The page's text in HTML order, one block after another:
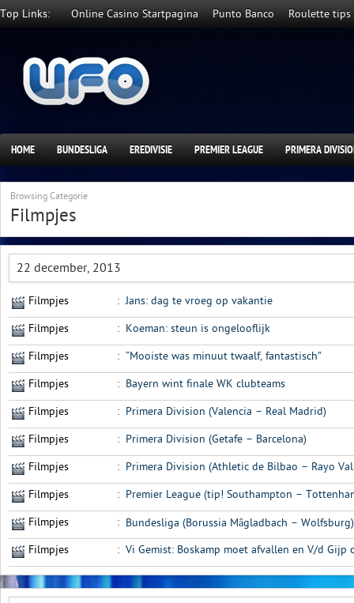
Top Links: Online Casino Startpagina Punto Banco Roulette tips
HOME BUNDESLIGA EREDIVISIE PREMIER LEAGUE PRIMERA
Browsing Categorie
Filmpjes
22 december, 2013
Filmpjes : Jans: dag te vroeg op vakantie
Filmpjes : Koeman: steun is ongelooflijk
Filmpjes : “Mooiste was minuut twaalf, fantastisch”
Filmpjes : Bayern wint finale WK clubteams
Filmpjes : Primera Division (Valencia – Real Madrid)
Filmpjes : Primera Division (Getafe – Barcelona)
Filmpjes : Primera Division (Athletic de Bilbao – Rayo
Filmpjes : Premier League (tip! Southampton –
Filmpjes : Bundesliga (Borussia Mâgladbach – Wolfsburg)
Filmpjes
: Vi Gemist: Boskamp moet afvallen en V/d Gijp